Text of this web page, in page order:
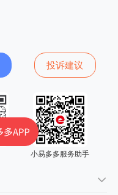
投诉建议
小易多多服务助手